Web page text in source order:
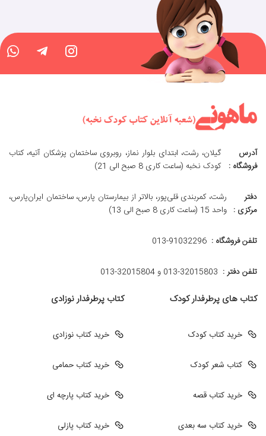
آدرس
فروشگاه :
گیلان، رشت، ابتدای بلوار نماز، روبروی ساختمان پزشکان آتیه، کتاب
کودک نخبه (ساعت کاری 8 صبح الی 21)
دفتر
مرکزی :
رشت، کمربندی قلی‌پور، بالاتر از بیمارستان پارس، ساختمان ایران‌پارس،
واحد 15 (ساعت کاری 8 صبح الی 13)
تلفن فروشگاه : 013-91032296
تلفن دفتر : 013-32015803 و 32015804-013
کتاب های پرطرفدار کودک
خرید کتاب کودک
کتاب شعر کودک
خرید کتاب قصه
خرید کتاب سه بعدی
کتاب پرطرفدار نوزادی
خرید کتاب نوزادی
خرید کتاب حمامی
خرید کتاب پارچه ای
خرید کتاب پازلی